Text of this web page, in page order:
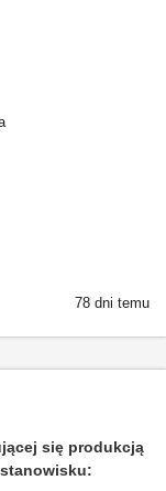
78 dni temu
się produkcją